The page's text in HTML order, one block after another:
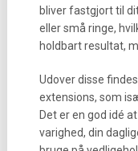
bliver fastgjort til
eller små ringe,
holdbart resultat,
Udover disse
extensions, som
Det er en god idé
varighed, din